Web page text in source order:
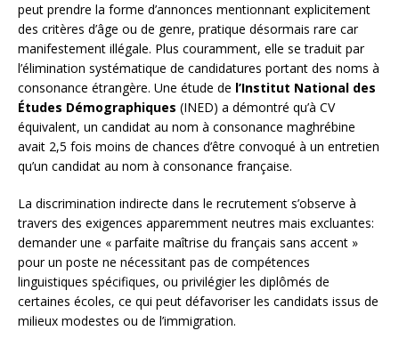
peut prendre la forme d’annonces mentionnant explicitement
des critères d’âge ou de genre, pratique désormais rare car
manifestement illégale. Plus couramment, elle se traduit par
l’élimination systématique de candidatures portant des noms à
consonance étrangère. Une étude de l’Institut National des
Études Démographiques (INED) a démontré qu’à CV
équivalent, un candidat au nom à consonance maghrébine
avait 2,5 fois moins de chances d’être convoqué à un entretien
qu’un candidat au nom à consonance française.
La discrimination indirecte dans le recrutement s’observe à
travers des exigences apparemment neutres mais excluantes:
demander une « parfaite maîtrise du français sans accent »
pour un poste ne nécessitant pas de compétences
linguistiques spécifiques, ou privilégier les diplômés de
certaines écoles, ce qui peut défavoriser les candidats issus de
milieux modestes ou de l’immigration.